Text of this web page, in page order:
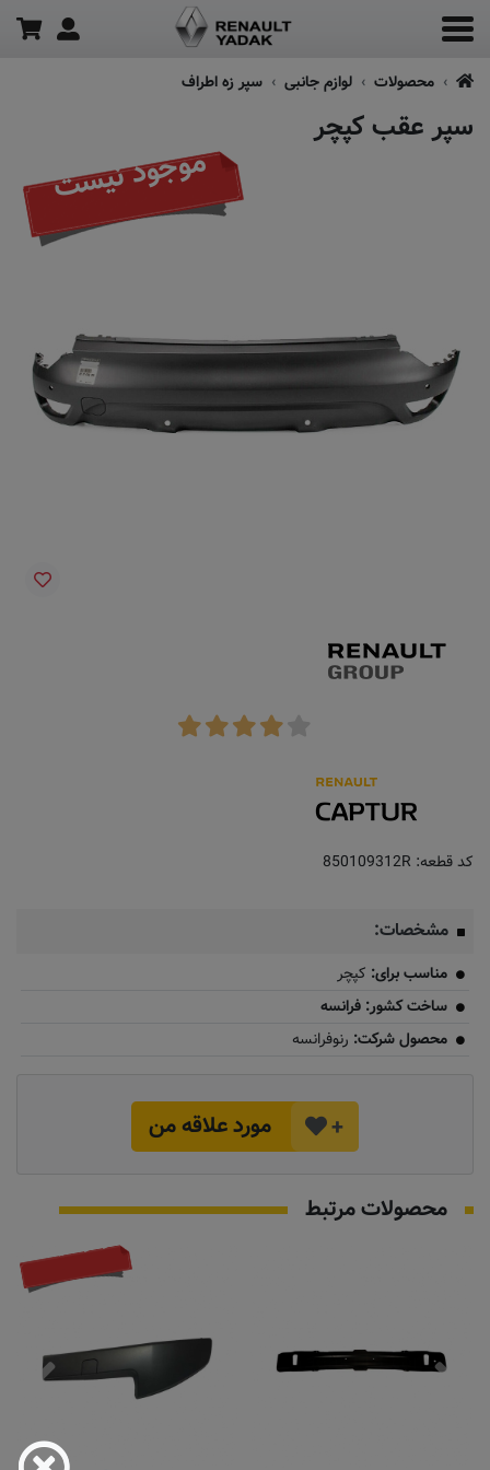
محصولات لوازم جانبی سپر زه اطراف
سپر عقب کپچر
موجود نیست
کد قطعه: 850109312R
مشخصات:
مناسب برای: کپچر
ساخت کشور: فرانسه
محصول شرکت: رنوفرانسه
+ مورد علاقه من
محصولات مرتبط
موجود نیست